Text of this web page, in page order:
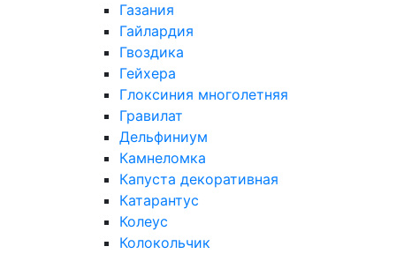
Газания
Гайлардия
Гвоздика
Гейхера
Глоксиния многолетняя
Гравилат
Дельфиниум
Камнеломка
Капуста декоративная
Катарантус
Колеус
Колокольчик